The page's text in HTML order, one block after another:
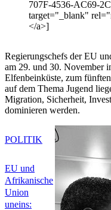
707F-4536-AC69-
target="_blank"
</a>]
Regierungschefs der EU
am 29. und 30. November
Elfenbeinküste, zum
auf dem Thema Jugend
Migration, Sicherheit,
dominieren werden.
EU und
Afrikanische
Union
uneins:
POLITIK